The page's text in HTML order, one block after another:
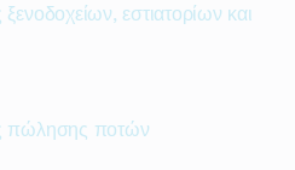
εστιατορίων και
πώλησης ποτών